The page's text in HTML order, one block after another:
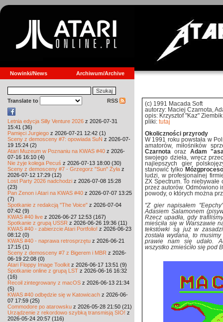
Nowinki/News Archiwum/Archive
Translate to RSS
Letnia edycja Silly Venture 2026 z 2026-07-31
15:41 (36)
Pamięci Jurgiego z 2026-07-21 12:42 (1)
Sceny z demosceny #7: opowiada SuN z 2026-07-
19 15:24 (2)
Atari Muzeum w Poznaniu na KWAS #40 z 2026-
07-16 16:10 (4)
Nie żyje kolega Pecuś z 2026-07-13 18:00 (30)
Sceny z demosceny #7 - Grzegorz "Sun" Żyła z
2026-07-12 17:29 (12)
Lost Party 2026 nadchodzi z 2026-07-08 15:28
(23)
Pan Zenon i Atari na KWAS #40 z 2026-07-07 13:25
(7)
Spotkanie z redakcją "The Voice" z 2026-07-04
07:42 (9)
KWAS #40 live z 2026-06-27 12:53 (167)
Spotkanie z grupą USSR z 2026-06-26 19:36 (11)
KWAS #40 - zabierzcie Atari Portfolio! z 2026-06-23
08:12 (0)
KWAS #40 - naprawa retrosprzętu z 2026-06-21
17:15 (1)
Sceny z demosceny #7 z Bigerem i MBR z 2026-
06-19 22:08 (0)
Atari Floppy Image Toolkit z 2026-06-17 13:51 (9)
Spotkanie online z grupą LST z 2026-06-16 16:32
(16)
Recoil zintegrowany z macOS z 2026-06-13 21:34
(5)
KWAS #40 odbędzie się w Katowicach z 2026-06-
07 17:59 (25)
Commodore po atarowsku z 2026-05-28 21:50 (21)
Urządzenie z rekordowo szybką transmisją SIO! z
2026-05-24 20:57 (116)
(c) 1991 Macada Soft
autorzy: Maciej Czarnota,
opis: Krzysztof "Kaz" Ziembik
pliki: tutaj
Okoliczności przyrody
W 1991 roku powstała w
amatorów, miłośników
Czarnota oraz Adam
swojego dzieła, wręcz
najlepszych gier
stanowić tylko
ludzi, w profesjonalnej
ZX Spectrum. To
przez autorów. Odmówiono
powody, o których można
"Z gier napisałem
Adasiem Salamonem
Rzecz upadła, gdy
mieściła się w Warszawie
tekstówki są już w
została wydana, to
prawie nam się udało.
wszystko zmieściło się pod